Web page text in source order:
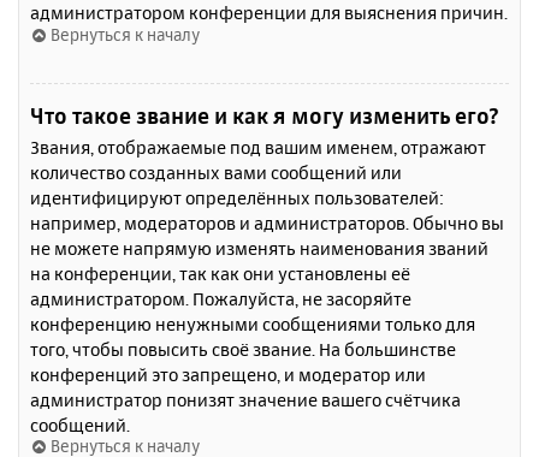
администратором конференции для выяснения причин.
Вернуться к началу
Что такое звание и как я могу изменить его?
Звания, отображаемые под вашим именем, отражают
количество созданных вами сообщений или
идентифицируют определённых пользователей:
например, модераторов и администраторов. Обычно вы
не можете напрямую изменять наименования званий
на конференции, так как они установлены её
администратором. Пожалуйста, не засоряйте
конференцию ненужными сообщениями только для
того, чтобы повысить своё звание. На большинстве
конференций это запрещено, и модератор или
администратор понизят значение вашего счётчика
сообщений.
Вернуться к началу